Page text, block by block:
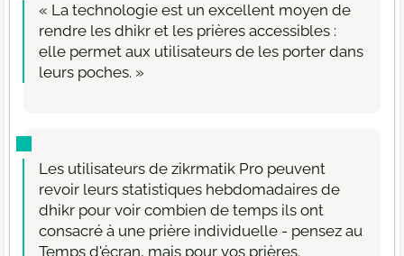
« La technologie est un excellent moyen de
rendre les dhikr et les prières accessibles :
elle permet aux utilisateurs de les porter dans
leurs poches. »
Les utilisateurs de zikrmatik Pro peuvent
revoir leurs statistiques hebdomadaires de
dhikr pour voir combien de temps ils ont
consacré à une prière individuelle - pensez au
Temps d'écran, mais pour vos prières.